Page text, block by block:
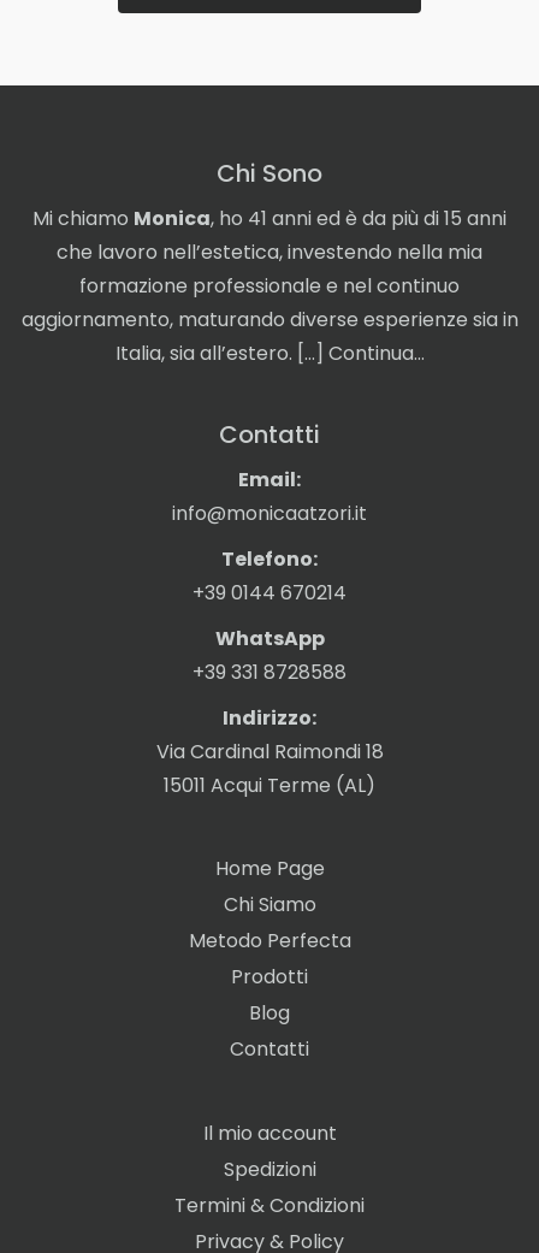
Chi Sono
Mi chiamo Monica, ho 41 anni ed è da più di 15 anni
che lavoro nell’estetica, investendo nella mia
formazione professionale e nel continuo
aggiornamento, maturando diverse esperienze sia in
Italia, sia all’estero. […] Continua…
Contatti
Email:
info@monicaatzori.it
Telefono:
+39 0144 670214
WhatsApp
+39 331 8728588
Indirizzo:
Via Cardinal Raimondi 18
15011 Acqui Terme (AL)
Home Page
Chi Siamo
Metodo Perfecta
Prodotti
Blog
Contatti
Il mio account
Spedizioni
Termini & Condizioni
Privacy & Policy